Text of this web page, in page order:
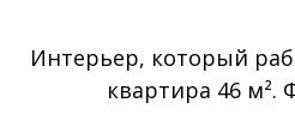
Интерьер, который
квартира 46 м².